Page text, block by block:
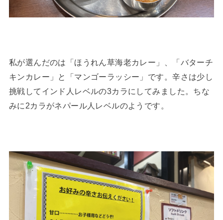
私が選んだのは「ほうれん草海老カレー」、「バターチ
キンカレー」と「マンゴーラッシー」です。辛さは少し
挑戦してインド人レベルの3カラにしてみました。ちな
みに2カラがネパール人レベルのようです。